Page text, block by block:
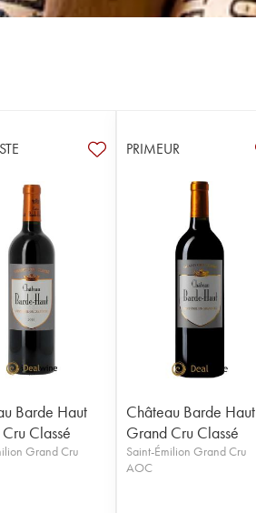
Barde Haut
Classé
Grand Cru
PRIMEUR
Château Barde Haut
Grand Cru Classé
Saint-Émilion Grand Cru
AOC